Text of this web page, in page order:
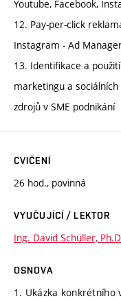
Youtube, Facebook,
12. Pay-per-click
Instagram - Ad
13. Identifikace a
marketingu a
zdrojů v SME podnikání
CVIČENÍ
26 hod., povinná
VYUČUJÍCÍ / LEKTOR
Ing. David Schüller,
OSNOVA
1. Ukázka konkrétního